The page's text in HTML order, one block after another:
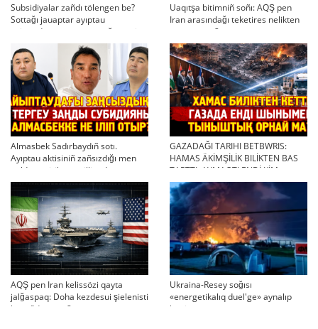
Subsidiyalar zañdı tölengen be?
Sottağı jauaptar ayıptau
twjırımdarın qayta qarauğa negiz
bola ala ma?
Uaqıtşa bitimniñ soñı: AQŞ pen
Iran arasındağı teketires nelikten
qayta uşıqtı?
Almasbek Sadırbaydıñ sotı.
Ayıptau aktisiniñ zañsızdığı men
qoldan ösirilgen milliondar
GAZADAĞI TARIHI BETBWRIS:
HAMAS ÄKİMŞİLİK BILİKTEN BAS
TARTTI. AYMAQTI ENDİ KİM
BASQARADI?
AQŞ pen Iran kelissözi qayta
jalğaspaq: Doha kezdesui şielenisti
bäseñdete me?
Ukraina-Resey soğısı
«energetikalıq duel'ge» aynalıp
ketti